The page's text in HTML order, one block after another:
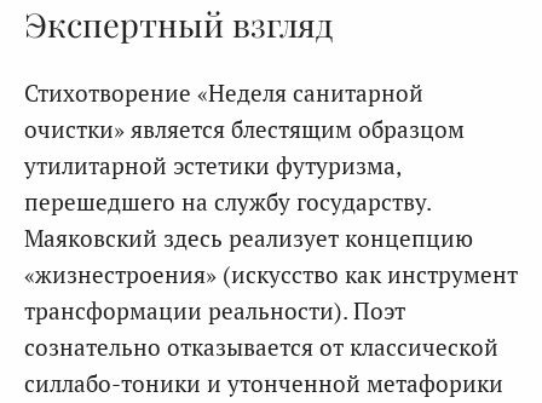
Экспертный взгляд
Стихотворение «Неделя санитарной
очистки» является блестящим образцом
утилитарной эстетики футуризма,
перешедшего на службу государству.
Маяковский здесь реализует концепцию
«жизнестроения» (искусство как инструмент
трансформации реальности). Поэт
сознательно отказывается от классической
силлабо-тоники и утонченной метафорики